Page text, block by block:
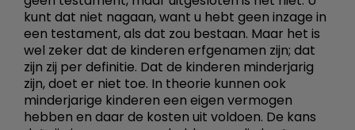
kunt dat niet nagaan, want u hebt geen inzage in
een testament, als dat zou bestaan. Maar het is
wel zeker dat de kinderen erfgenamen zijn; dat
zijn zij per definitie. Dat de kinderen minderjarig
zijn, doet er niet toe. In theorie kunnen ook
minderjarige kinderen een eigen vermogen
hebben en daar de kosten uit voldoen. De kans